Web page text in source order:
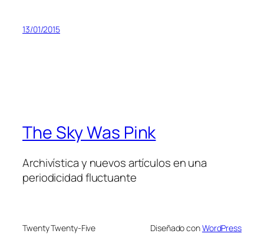
13/01/2015
The Sky Was Pink
Archivística y nuevos artículos en una
periodicidad fluctuante
Twenty Twenty-Five Diseñado conWordPress